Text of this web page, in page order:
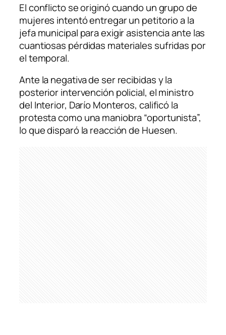
El conflicto se originó cuando un grupo de
mujeres intentó entregar un petitorio a la
jefa municipal para exigir asistencia ante las
cuantiosas pérdidas materiales sufridas por
el temporal.
Ante la negativa de ser recibidas y la
posterior intervención policial, el ministro
del Interior, Darío Monteros, calificó la
protesta como una maniobra “oportunista”,
lo que disparó la reacción de Huesen.